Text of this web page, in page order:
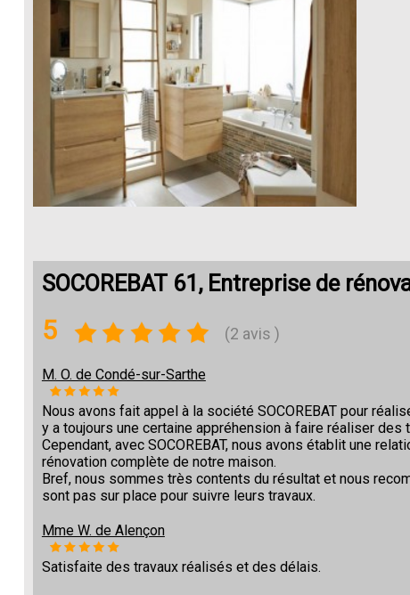
SOCOREBAT 61, Entreprise de
5 (2 avis )
M. O. de Condé-sur-Sarthe
Nous avons fait appel à la société SOCOREBAT pour
y a toujours une certaine appréhension à faire réaliser des
Cependant, avec SOCOREBAT, nous avons établit une
rénovation complète de notre maison.
Bref, nous sommes très contents du résultat et nous
sont pas sur place pour suivre leurs travaux.
Mme W. de Alençon
Satisfaite des travaux réalisés et des délais.